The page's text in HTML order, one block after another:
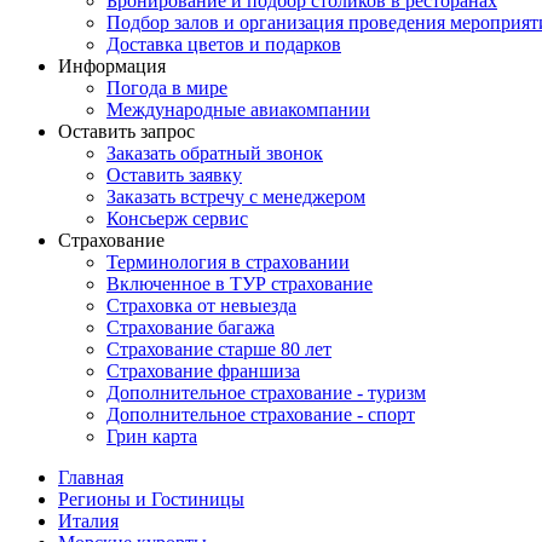
Подбор залов и организация проведения
Доставка цветов и подарков
Информация
Погода в мире
Международные авиакомпании
Оставить запрос
Заказать обратный звонок
Оставить заявку
Заказать встречу с менеджером
Консьерж сервис
Страхование
Терминология в страховании
Включенное в ТУР страхование
Страховка от невыезда
Страхование багажа
Страхование старше 80 лет
Страхование франшиза
Дополнительное страхование - туризм
Дополнительное страхование - спорт
Грин карта
Главная
Регионы и Гостиницы
Италия